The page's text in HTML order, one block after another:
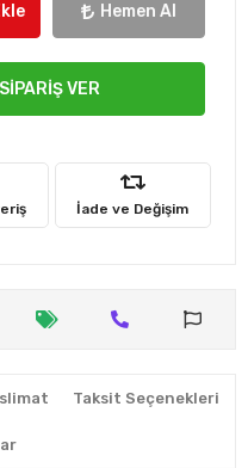
Hemen Al
VER
İade ve Değişim
Taksit Seçenekleri